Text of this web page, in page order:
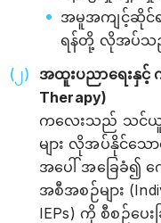
အမူအကျင့်ဆိုင်ရာ
ရန်တို့ လိုအပ်သ
အထူးပညာရေးနှင့် ကု
Therapy)
ကလေးသည် သင်ယူ
များ လိုအပ်နိုင်သေ
အပေါ် အခြေခံ၍ က
အစီအစဉ်များ
IEPs) ကို စီစဉ်ပေး